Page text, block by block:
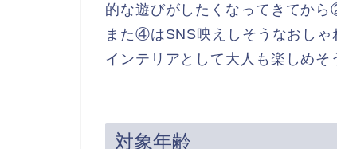
的な遊びがしたくなってきてか
また④はSNS映えしそうなおしゃ
インテリアとして大人も楽しめそ
対象年齢